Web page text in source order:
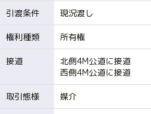
引渡条件 現況渡し
権利種類 所有権
接道
北側4M公道に接道
西側4M公道に接道
取引態様 媒介